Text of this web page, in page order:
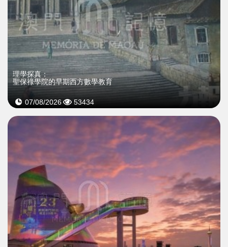
理學探真：
聖保祿學院的早期西方數學教育
07/08/2026 53434